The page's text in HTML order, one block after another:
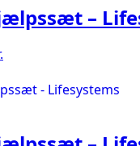
–
pris